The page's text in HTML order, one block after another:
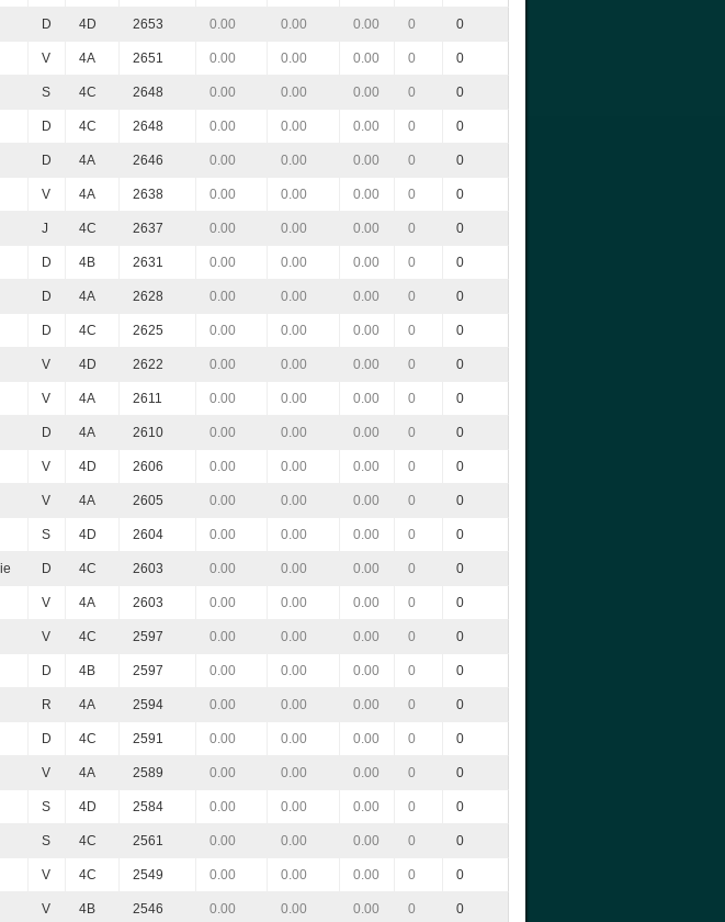
D 4D 2653 0.00 0.00 0.00 0 0
V 4A 2651 0.00 0.00 0.00 0 0
S 4C 2648 0.00 0.00 0.00 0 0
D 4C 2648 0.00 0.00 0.00 0 0
D 4A 2646 0.00 0.00 0.00 0 0
V 4A 2638 0.00 0.00 0.00 0 0
J 4C 2637 0.00 0.00 0.00 0 0
D 4B 2631 0.00 0.00 0.00 0 0
D 4A 2628 0.00 0.00 0.00 0 0
D 4C 2625 0.00 0.00 0.00 0 0
V 4D 2622 0.00 0.00 0.00 0 0
V 4A 2611 0.00 0.00 0.00 0 0
D 4A 2610 0.00 0.00 0.00 0 0
V 4D 2606 0.00 0.00 0.00 0 0
V 4A 2605 0.00 0.00 0.00 0 0
S 4D 2604 0.00 0.00 0.00 0 0
D 4C 2603 0.00 0.00 0.00 0 0
V 4A 2603 0.00 0.00 0.00 0 0
V 4C 2597 0.00 0.00 0.00 0 0
D 4B 2597 0.00 0.00 0.00 0 0
R 4A 2594 0.00 0.00 0.00 0 0
D 4C 2591 0.00 0.00 0.00 0 0
V 4A 2589 0.00 0.00 0.00 0 0
S 4D 2584 0.00 0.00 0.00 0 0
S 4C 2561 0.00 0.00 0.00 0 0
V 4C 2549 0.00 0.00 0.00 0 0
V 4B 2546 0.00 0.00 0.00 0 0